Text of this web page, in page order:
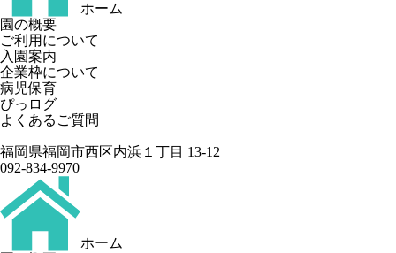
ホーム
園の概要
ご利用について
入園案内
企業枠について
病児保育
ぴっログ
よくあるご質問
福岡県福岡市西区内浜１丁目 13-12
092-834-9970
ホーム